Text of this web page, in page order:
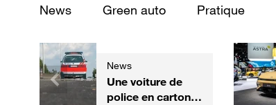
News Green auto Pratique
News
Une voiture de
police en carton,